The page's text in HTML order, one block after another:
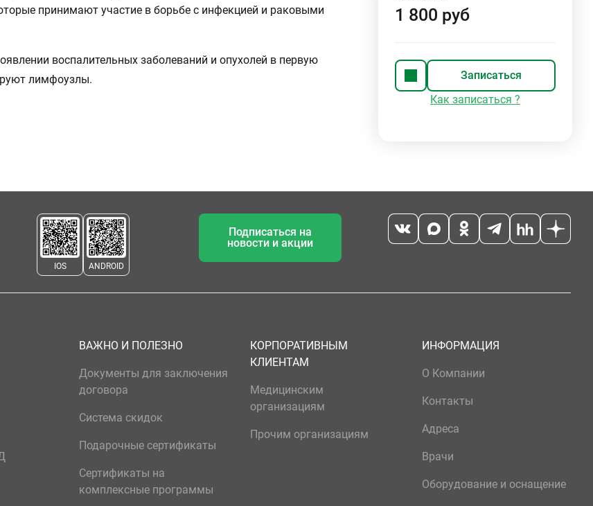
принимают участие в борьбе с инфекцией и раковыми
воспалительных заболеваний и опухолей в первую
лимфоузлы.
1 800 руб
Записаться
Как записаться ?
IOS ANDROID
Подписаться на
новости и акции
ВАЖНО И ПОЛЕЗНО
Документы для заключения
договора
Система скидок
Подарочные сертификаты
Сертификаты на
комплексные программы
КОРПОРАТИВНЫМ
КЛИЕНТАМ
Медицинским
организациям
Прочим организациям
ИНФОРМАЦИЯ
О Компании
Контакты
Адреса
Врачи
Оборудование и оснащение